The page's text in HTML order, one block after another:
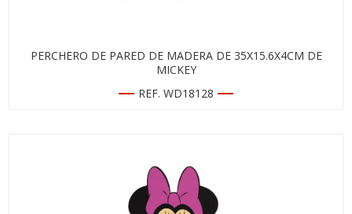
PERCHERO DE PARED DE MADERA DE 35X15.6X4CM DE
MICKEY
REF. WD18128